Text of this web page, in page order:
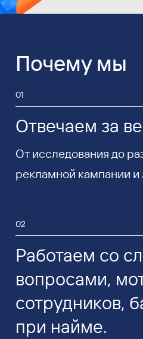
Почему мы
01
Отвечаем за
От исследования до
рекламной кампании и
02
Работаем со
вопросами,
сотрудников,
при найме.